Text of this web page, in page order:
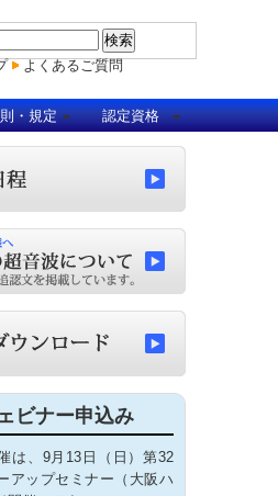
よくあるご質問
・規定 認定資格
ビナー申込み
は、9月13日（日）第32
アップセミナー（大阪ハ